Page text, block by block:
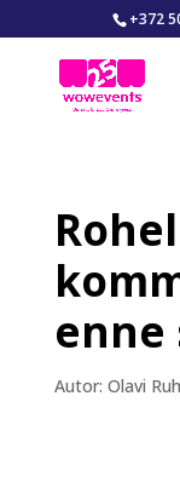
+372
enne
Autor: Olavi